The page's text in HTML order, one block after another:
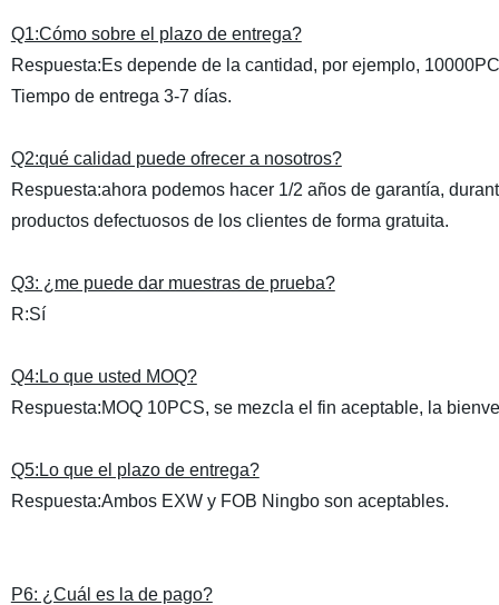
Q1:Cómo sobre el plazo de entrega?
Respuesta:Es depende de la cantidad, por ejemplo,
Tiempo de entrega 3-7 días.
Q2:qué calidad puede ofrecer a nosotros?
Respuesta:ahora podemos hacer 1/2 años de garantía,
productos defectuosos de los clientes de forma gratuita.
Q3: ¿me puede dar muestras de prueba?
R:Sí
Q4:Lo que usted MOQ?
Respuesta:MOQ 10PCS, se mezcla el fin aceptable, la
Q5:Lo que el plazo de entrega?
Respuesta:Ambos EXW y FOB Ningbo son aceptables.
P6: ¿Cuál es la de pago?